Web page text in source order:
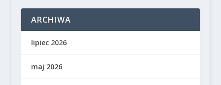
ARCHIWA
lipiec 2026
maj 2026